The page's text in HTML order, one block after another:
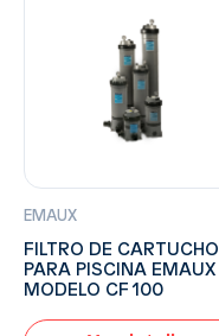
EMAUX
FILTRO DE CARTUCHO
PARA PISCINA EMAUX
MODELO CF 100